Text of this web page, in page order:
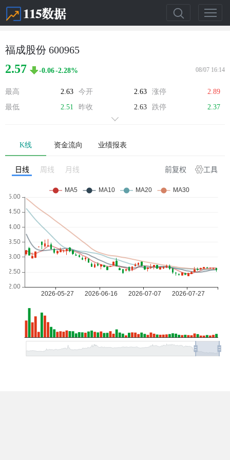
福成股份 600965
2.57 -0.06-2.28% 08/07 16:14
最高 2.63 今开 2.63 涨停
2.89
最低
2.51 昨收 2.63 跌停 2.37
K线 资金流向 业绩报表